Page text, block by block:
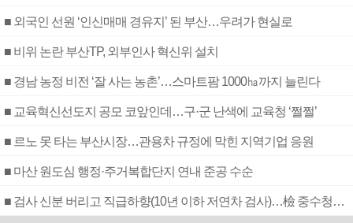
■ 외국인 선원 ‘인신매매 경유지’ 된 부산…우려가 현실로
■ 비위 논란 부산TP, 외부인사 혁신위 설치
■ 경남 농정 비전 ‘잘 사는 농촌’…스마트팜 1000㏊까지 늘린다
■ 교육혁신선도지 공모 코앞인데…구·군 난색에 교육청 ‘쩔쩔’
■ 르노 못 타는 부산시장…관용차 규정에 막힌 지역기업 응원
■ 마산 원도심 행정·주거복합단지 연내 준공 수순
■ 검사 신분 버리고 직급하향(10년 이하 저연차 검사)…檢 중수청행 기피